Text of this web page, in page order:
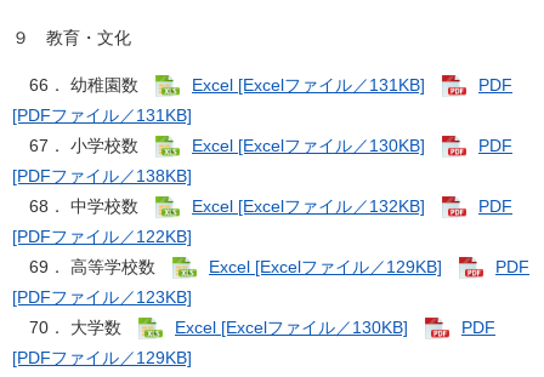
９ 教育・文化
66． 幼稚園数 Excel [Excelファイル／131KB]
PDF
[PDFファイル／131KB]
67． 小学校数
Excel [Excelファイル／130KB]
PDF
[PDFファイル／138KB]
68． 中学校数
Excel [Excelファイル／132KB]
PDF
[PDFファイル／122KB]
69． 高等学校数
Excel [Excelファイル／129KB]
PDF
[PDFファイル／123KB]
70． 大学数
Excel [Excelファイル／130KB]
PDF
[PDFファイル／129KB]